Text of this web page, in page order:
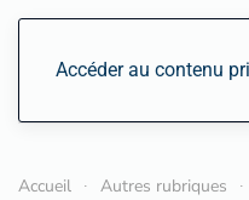
Accéder au contenu
Accueil Autres rubriques